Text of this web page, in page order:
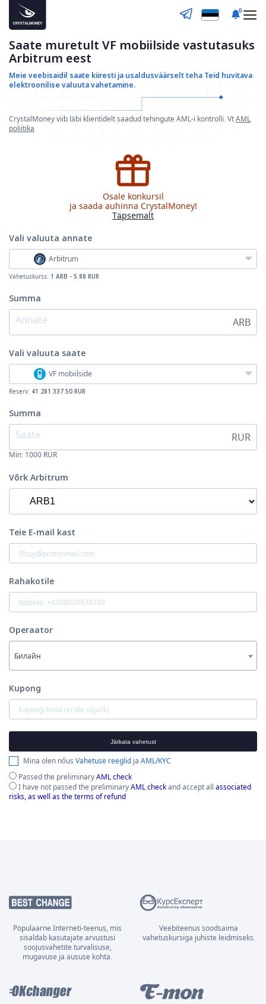
0
Saate muretult VF mobiilside vastutasuks
Arbitrum eest
Meie veebisaidil saate kiiresti ja usaldusväärselt teha Teid huvitava
elektroonilise valuuta vahetamine.
CrystalMoney viib läbi klientidelt saadud tehingute AML-i kontrolli. VtAML
poliitika
Osale konkursil
ja saada auhinna CrystalMoney!
Täpsemalt
Vali valuuta annate
Arbitrum
Vahetuskurss: 1 ARB - 5.88 RUR
Summa
ARB
Vali valuuta saate
VF mobiilside
Reserv: 41 281 337.50 RUR
Summa
RUR
Min: 1000 RUR
Võrk Arbitrum
Teie E-mail kast
Rahakotile
Operaator
Билайн
Kupong
Jätkata vahetust
Mina olen nőus Vahetuse reeglid ja AML/KYC
Passed the preliminaryAML check
I have not passed the preliminaryAML checkand accept all associated
risks, as well as the terms of refund
Populaarne Interneti-teenus, mis
sisaldab kasutajate arvustusi
soojusvahetite turvalisuse,
mugavuse ja aususe kohta.
Veebiteenus soodsaima
vahetuskursiga juhiste leidmiseks.